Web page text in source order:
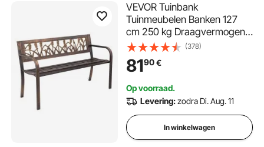
VEVOR Tuinbank
Tuinmeubelen Banken 127
cm 250 kg Draagvermogen,
Terrasbank met Metalen
Frame Gemaakt van
Koolstofstaal Balkonbank met
Armleuningen met Afgeronde
Randen Antiek Brons
(378)
8190€
Op voorraad.
Levering:zodra Di. Aug. 11
In winkelwagen